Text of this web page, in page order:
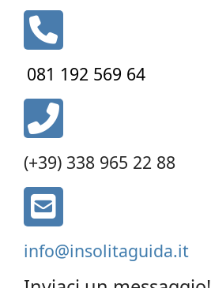
fa
fa-
081 192 569 64
fas
alt
(+39) 338 965 22 88
fa
fa-
square
info@insolitaguida.it